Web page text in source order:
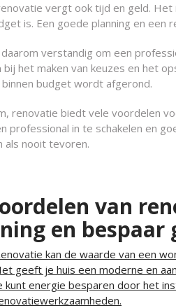
vergt ook tijd en geld.
is. Een goede planning en een
verstandig om een
bij het maken van keuzes en het
budget wordt afgerond.
renovatie biedt vele voordelen
professional in te schakelen en
als nooit tevoren.
van
en bespaar
kan de waarde van een
geeft je huis een moderne en
kunt energie besparen door het